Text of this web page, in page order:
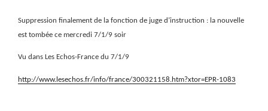
Suppression finalement de la fonction de juge d’instruction : la nouvelle
est tombée ce mercredi 7/1/9 soir
Vu dans Les Echos-France du 7/1/9
http://www.lesechos.fr/info/france/300321158.htm?xtor=EPR-1083